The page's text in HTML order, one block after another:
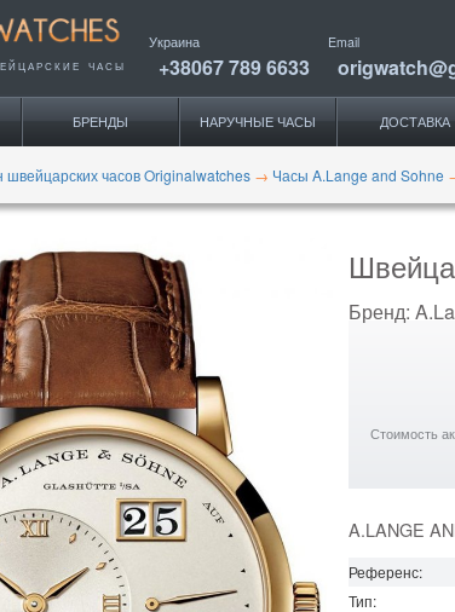
ЧАСЫ
Украина
+38067 789 6633
Email
БРЕНДЫ НАРУЧНЫЕ ЧАСЫ ДОСТАВКА
швейцарских часов Originalwatches → Часы A.Lange and Sohne
Бренд:
Стоимость
A.LANGE
Референс:
Тип: